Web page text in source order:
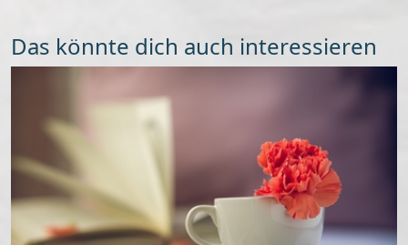
Das könnte dich auch interessieren